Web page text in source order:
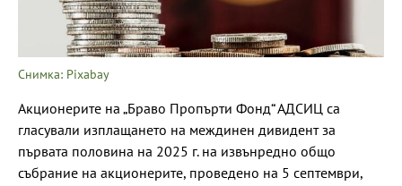
Снимка: Pixabay
Акционерите на „Браво Пропърти Фонд“ АДСИЦ са
гласували изплащането на междинен дивидент за
първата половина на 2025 г. на извънредно общо
събрание на акционерите, проведено на 5 септември,